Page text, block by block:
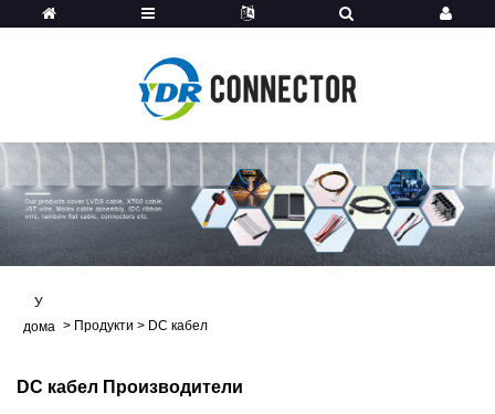
У
дома > Продукти > DC кабел
DC кабел Производители